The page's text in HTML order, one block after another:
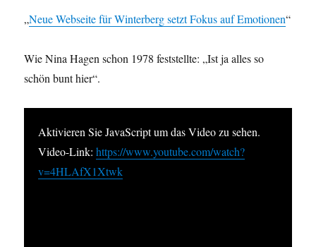
„Neue Webseite für Winterberg setzt Fokus auf Emotionen“
Wie Nina Hagen schon 1978 feststellte: „Ist ja alles so
schön bunt hier“.
Aktivieren Sie JavaScript um das Video zu sehen.
Video-Link:https://www.youtube.com/watch?
v=4HLAfX1Xtwk